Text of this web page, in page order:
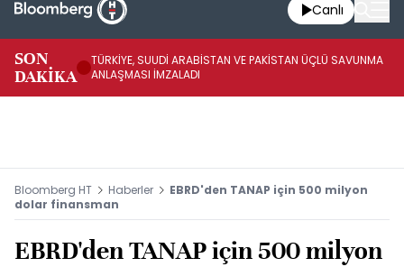
Canlı
SON
DAKİKA
TÜRKİYE, SUUDİ ARABİSTAN VE PAKİSTAN ÜÇLÜ SAVUNMA
ANLAŞMASI İMZALADI
Bloomberg HT Haberler
EBRD'den TANAP için 500 milyon
dolar finansman
EBRD'den TANAP için 500 milyon